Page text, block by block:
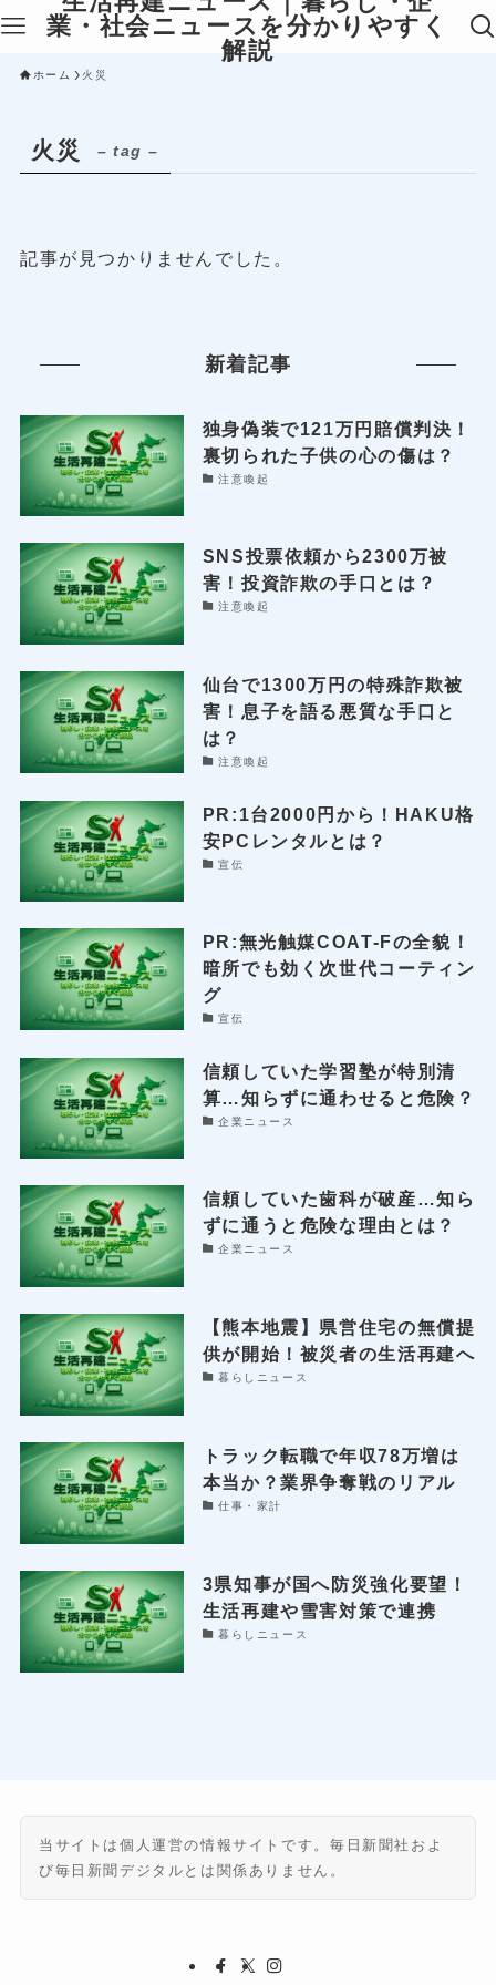
業・社会ニュースを分かりやすく
解説
ホーム 火災
火災 – tag –
記事が見つかりませんでした。
新着記事
独身偽装で121万円賠償判決！
裏切られた子供の心の傷は？
注意喚起
SNS投票依頼から2300万被
害！投資詐欺の手口とは？
注意喚起
仙台で1300万円の特殊詐欺被
害！息子を語る悪質な手口と
は？
注意喚起
PR:1台2000円から！HAKU格
安PCレンタルとは？
宣伝
PR:無光触媒COAT-Fの全貌！
暗所でも効く次世代コーティン
グ
宣伝
信頼していた学習塾が特別清
算…知らずに通わせると危険？
企業ニュース
信頼していた歯科が破産…知ら
ずに通うと危険な理由とは？
企業ニュース
【熊本地震】県営住宅の無償提
供が開始！被災者の生活再建へ
暮らしニュース
トラック転職で年収78万増は
本当か？業界争奪戦のリアル
仕事・家計
3県知事が国へ防災強化要望！
生活再建や雪害対策で連携
暮らしニュース
当サイトは個人運営の情報サイトです。毎日新聞社およ
び毎日新聞デジタルとは関係ありません。